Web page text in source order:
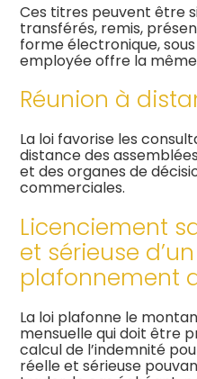
Ces titres peuvent être
transférés, remis,
forme électronique,
employée offre la
Réunion à
La loi favorise les
distance des
et des organes de
commerciales.
Licenciement
et sérieuse
plafonnement
La loi plafonne le
mensuelle qui doit être
calcul de l’indemnité
réelle et sérieuse